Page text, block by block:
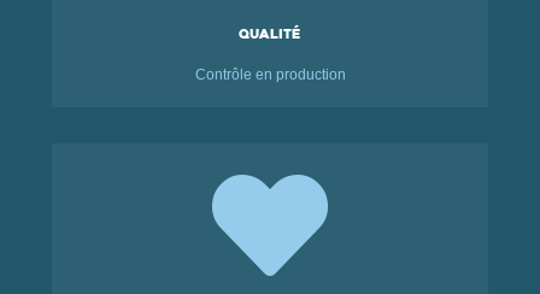
Qualité
Contrôle en production
